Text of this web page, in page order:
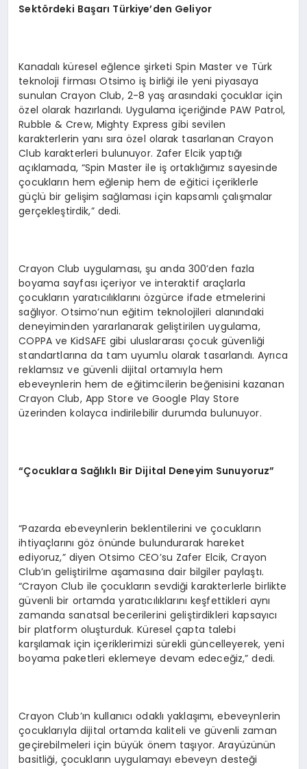
Sektördeki Başarı Türkiye’den Geliyor
Kanadalı küresel eğlence şirketi Spin Master ve Türk
teknoloji firması Otsimo iş birliği ile yeni piyasaya
sunulan Crayon Club, 2-8 yaş arasındaki çocuklar için
özel olarak hazırlandı. Uygulama içeriğinde PAW Patrol,
Rubble & Crew, Mighty Express gibi sevilen
karakterlerin yanı sıra özel olarak tasarlanan Crayon
Club karakterleri bulunuyor. Zafer Elcik yaptığı
açıklamada, “Spin Master ile iş ortaklığımız sayesinde
çocukların hem eğlenip hem de eğitici içeriklerle
güçlü bir gelişim sağlaması için kapsamlı çalışmalar
gerçekleştirdik,” dedi.
Crayon Club uygulaması, şu anda 300’den fazla
boyama sayfası içeriyor ve interaktif araçlarla
çocukların yaratıcılıklarını özgürce ifade etmelerini
sağlıyor. Otsimo’nun eğitim teknolojileri alanındaki
deneyiminden yararlanarak geliştirilen uygulama,
COPPA ve KidSAFE gibi uluslararası çocuk güvenliği
standartlarına da tam uyumlu olarak tasarlandı. Ayrıca
reklamsız ve güvenli dijital ortamıyla hem
ebeveynlerin hem de eğitimcilerin beğenisini kazanan
Crayon Club, App Store ve Google Play Store
üzerinden kolayca indirilebilir durumda bulunuyor.
“Çocuklara Sağlıklı Bir Dijital Deneyim Sunuyoruz”
“Pazarda ebeveynlerin beklentilerini ve çocukların
ihtiyaçlarını göz önünde bulundurarak hareket
ediyoruz,” diyen Otsimo CEO’su Zafer Elcik, Crayon
Club’ın geliştirilme aşamasına dair bilgiler paylaştı.
“Crayon Club ile çocukların sevdiği karakterlerle birlikte
güvenli bir ortamda yaratıcılıklarını keşfettikleri aynı
zamanda sanatsal becerilerini geliştirdikleri kapsayıcı
bir platform oluşturduk. Küresel çapta talebi
karşılamak için içeriklerimizi sürekli güncelleyerek, yeni
boyama paketleri eklemeye devam edeceğiz,” dedi.
Crayon Club’ın kullanıcı odaklı yaklaşımı, ebeveynlerin
çocuklarıyla dijital ortamda kaliteli ve güvenli zaman
geçirebilmeleri için büyük önem taşıyor. Arayüzünün
basitliği, çocukların uygulamayı ebeveyn desteği